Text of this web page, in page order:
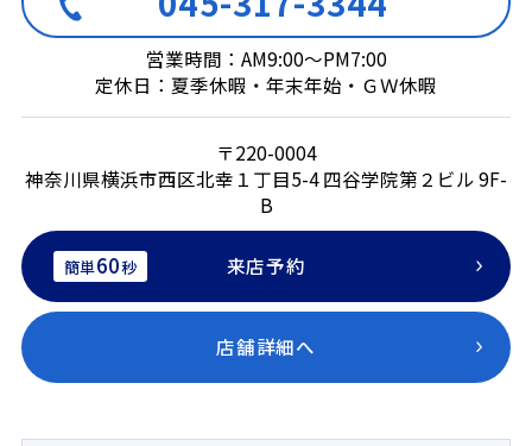
営業時間：AM9:00～PM7:00
定休日：夏季休暇・年末年始・ＧＷ休暇
〒220-0004
神奈川県横浜市西区北幸１丁目5-4 四谷学院第２ビル 9F-
B
簡単60秒 来店予約
店舗詳細へ